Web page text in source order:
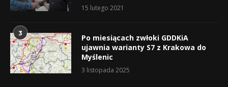
15 lutego 2021
3
Po miesiącach zwłoki GDDKiA
ujawnia warianty S7 z Krakowa do
Myślenic
3 listopada 2025